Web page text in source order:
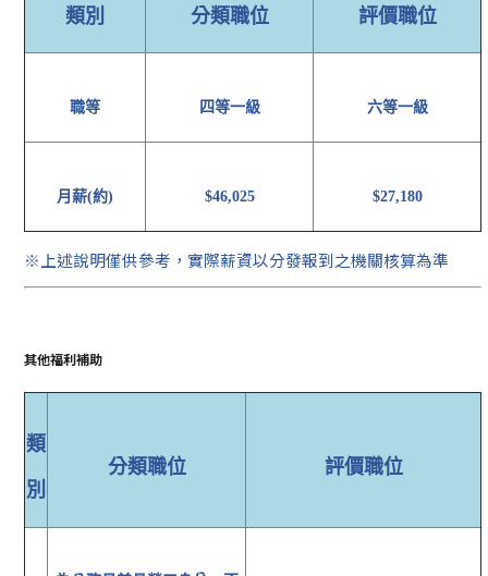
類別 分類職位 評價職位
職等 四等一級 六等一級
月薪(約) $46,025 $27,180
※上述說明僅供參考，實際薪資以分發報到之機關核算為準
其他福利補助
類
別
分類職位 評價職位